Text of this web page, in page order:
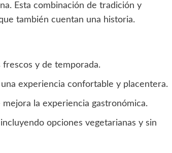
Esta combinación de tradición y
también cuentan una historia.
y de temporada.
experiencia confortable y placentera.
la experiencia gastronómica.
opciones vegetarianas y sin